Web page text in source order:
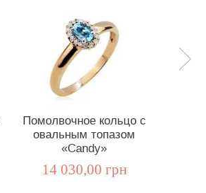
Помолвочное кольцо с
овальным топазом
«Candy»
14 030,00 грн